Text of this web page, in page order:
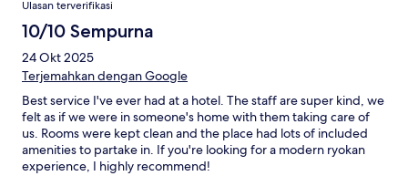
Ulasan terverifikasi
10/10 Sempurna
24 Okt 2025
Terjemahkan dengan Google
Best service I've ever had at a hotel. The staff are super kind, we
felt as if we were in someone's home with them taking care of
us. Rooms were kept clean and the place had lots of included
amenities to partake in. If you're looking for a modern ryokan
experience, I highly recommend!